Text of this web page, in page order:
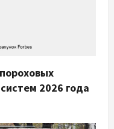
2026 года